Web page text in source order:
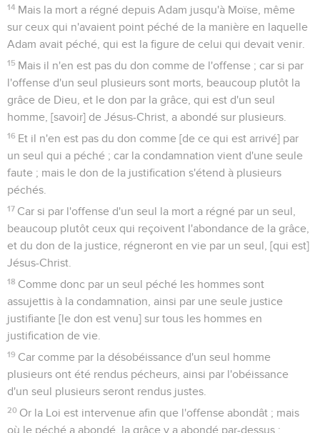
14 Mais la mort a régné depuis Adam jusqu'à Moïse, même
sur ceux qui n'avaient point péché de la manière en laquelle
Adam avait péché, qui est la figure de celui qui devait venir.
15 Mais il n'en est pas du don comme de l'offense ; car si par
l'offense d'un seul plusieurs sont morts, beaucoup plutôt la
grâce de Dieu, et le don par la grâce, qui est d'un seul
homme, [savoir] de Jésus-Christ, a abondé sur plusieurs.
16 Et il n'en est pas du don comme [de ce qui est arrivé] par
un seul qui a péché ; car la condamnation vient d'une seule
faute ; mais le don de la justification s'étend à plusieurs
péchés.
17 Car si par l'offense d'un seul la mort a régné par un seul,
beaucoup plutôt ceux qui reçoivent l'abondance de la grâce,
et du don de la justice, régneront en vie par un seul, [qui est]
Jésus-Christ.
18 Comme donc par un seul péché les hommes sont
assujettis à la condamnation, ainsi par une seule justice
justifiante [le don est venu] sur tous les hommes en
justification de vie.
19 Car comme par la désobéissance d'un seul homme
plusieurs ont été rendus pécheurs, ainsi par l'obéissance
d'un seul plusieurs seront rendus justes.
20 Or la Loi est intervenue afin que l'offense abondât ; mais
où le péché a abondé, la grâce y a abondé par-dessus ;